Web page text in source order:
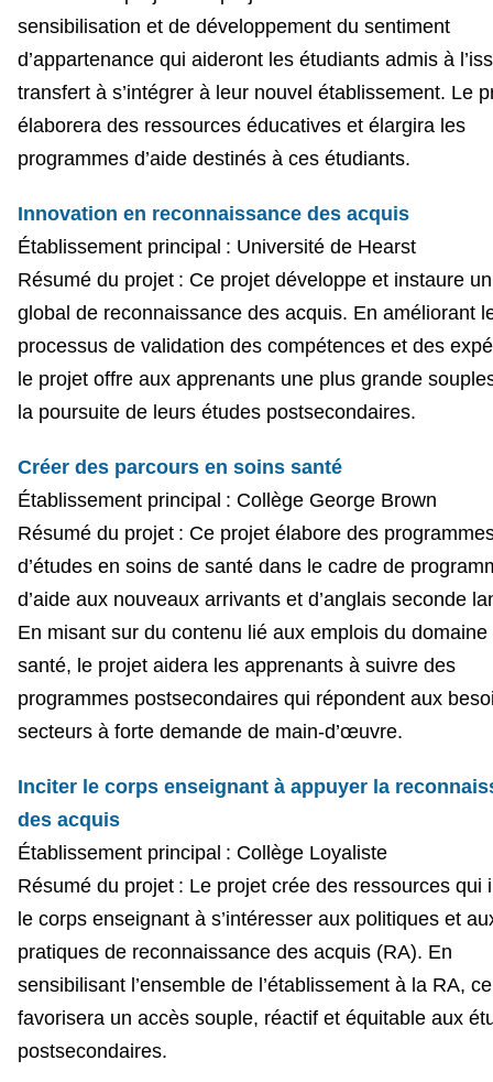
sensibilisation et de développement du sentiment
d’appartenance qui aideront les étudiants admis à
transfert à s’intégrer à leur nouvel établissement. Le
élaborera des ressources éducatives et élargira les
programmes d’aide destinés à ces étudiants.
Innovation en reconnaissance des acquis
Établissement principal : Université de Hearst
Résumé du projet : Ce projet développe et instaure
global de reconnaissance des acquis. En améliorant
processus de validation des compétences et des
le projet offre aux apprenants une plus grande
la poursuite de leurs études postsecondaires.
Créer des parcours en soins santé
Établissement principal : Collège George Brown
Résumé du projet : Ce projet élabore des
d’études en soins de santé dans le cadre de
d’aide aux nouveaux arrivants et d’anglais seconde
En misant sur du contenu lié aux emplois du domaine
santé, le projet aidera les apprenants à suivre des
programmes postsecondaires qui répondent aux
secteurs à forte demande de main-d’œuvre.
Inciter le corps enseignant à appuyer la
des acquis
Établissement principal : Collège Loyaliste
Résumé du projet : Le projet crée des ressources qui
le corps enseignant à s’intéresser aux politiques et
pratiques de reconnaissance des acquis (RA). En
sensibilisant l’ensemble de l’établissement à la RA,
favorisera un accès souple, réactif et équitable aux
postsecondaires.